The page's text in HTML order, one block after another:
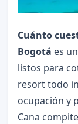
Cuánto
Bogotá es
listos para
resort todo
ocupación y
Cana